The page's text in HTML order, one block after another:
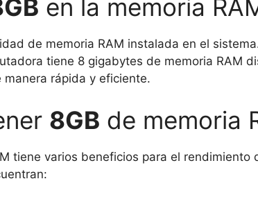
en la memoria
de memoria RAM instalada en el
tiene 8 gigabytes de memoria RAM
rápida y eficiente.
8GB de memoria
tiene varios beneficios para el rendimiento